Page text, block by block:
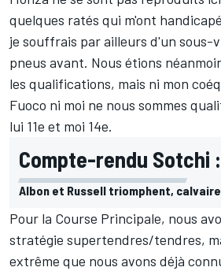
quelques ratés qui m'ont
je souffrais par ailleurs d'un sous-
pneus avant. Nous étions
les qualifications, mais ni mon
Fuoco ni moi ne nous sommes
lui 11e et moi 14e.
Compte-rendu Sotchi :
Albon et Russell triomphent,
Pour la Course Principale, nous
stratégie supertendres/tendres,
extrême que nous avons déjà